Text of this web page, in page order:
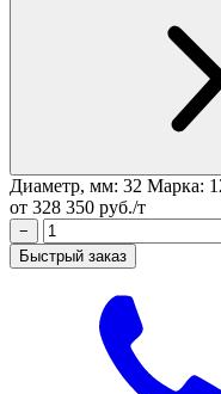
Диаметр, мм: 32 Марка:
от 328 350 руб./т
−
Быстрый заказ